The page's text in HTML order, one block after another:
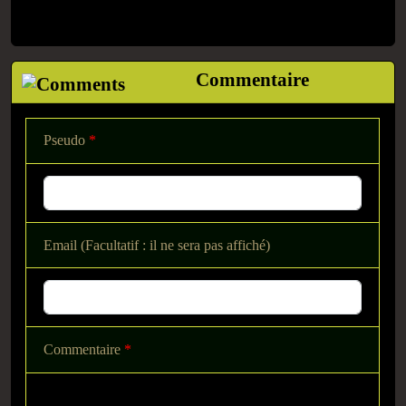
Commentaire
Pseudo *
Email (Facultatif : il ne sera pas affiché)
Commentaire *